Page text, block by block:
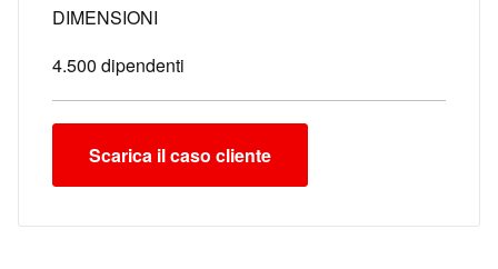
DIMENSIONI
4.500 dipendenti
Scarica il caso cliente